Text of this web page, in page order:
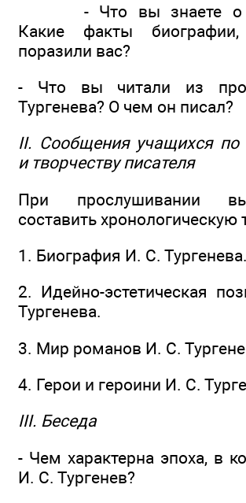
- Что вы знаете о
Какие факты биографии,
поразили вас?
- Что вы читали из
Тургенева? О чем он писал?
II. Сообщения учащихся по
и творчеству писателя
При прослушивании
составить хронологическую
1. Биография И. С. Тургенева.
2. Идейно-эстетическая
Тургенева.
3. Мир романов И. С.
4. Герои и героини И. С.
III. Беседа
- Чем характерна эпоха, в
И. С. Тургенев?